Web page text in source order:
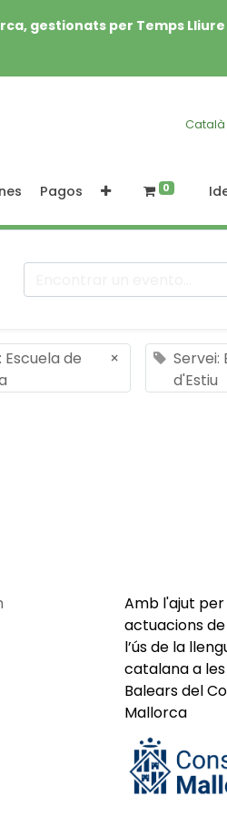
gestionats per Temps
Català
Pagos 0
Escuela de
×
Servei:
d'Estiu
Amb l'ajut
actuacions
l’ús de la
catalana a
Balears del
Mallorca